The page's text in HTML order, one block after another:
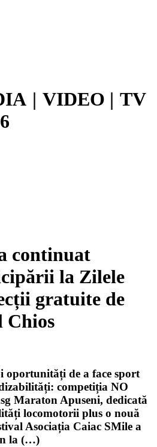
| VIDEO | TV
continuat
la Zilele
gratuite de
Chios
oportunități de a face sport
competiția NO
Maraton Apuseni, dedicată
locomotorii plus o nouă
Asociația Caiac SMile a
la (…)